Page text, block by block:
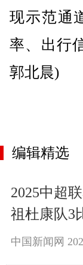
现示范通
率、出行
郭北晨)
编辑精选
2025中超
祖杜康队3
中国新闻网